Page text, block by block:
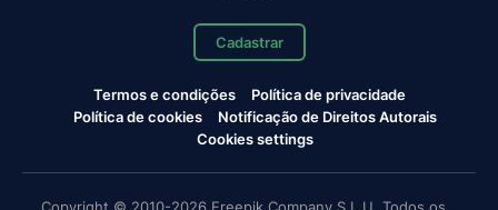
Cadastrar
Termos e condições
Política de privacidade
Política de cookies
Notificação de Direitos Autorais
Cookies settings